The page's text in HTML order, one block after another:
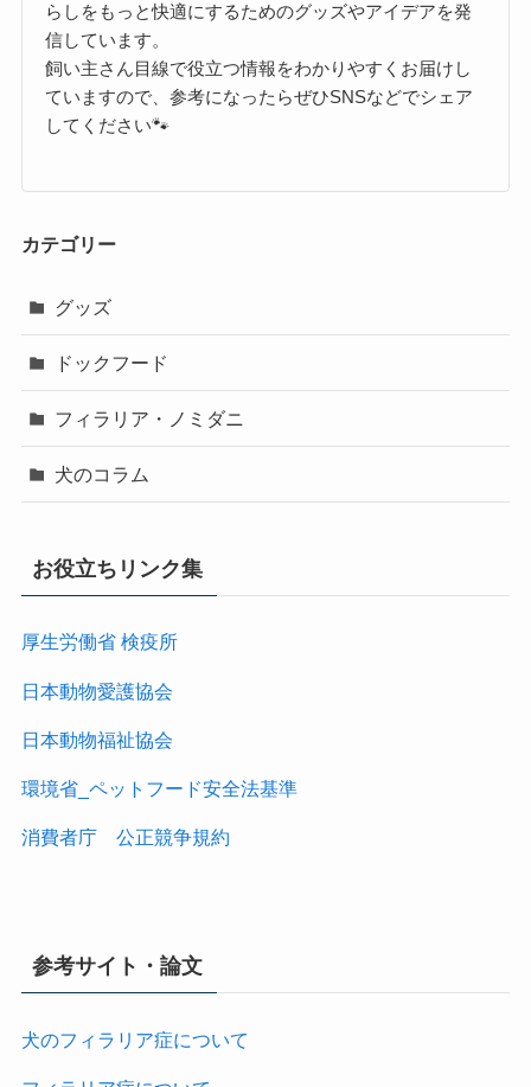
らしをもっと快適にするためのグッズやアイデアを発
信しています。
飼い主さん目線で役立つ情報をわかりやすくお届けし
ていますので、参考になったらぜひSNSなどでシェア
してください🐾
カテゴリー
グッズ
ドックフード
フィラリア・ノミダニ
犬のコラム
お役立ちリンク集
厚生労働省 検疫所
日本動物愛護協会
日本動物福祉協会
環境省_ペットフード安全法基準
消費者庁 公正競争規約
参考サイト・論文
犬のフィラリア症について